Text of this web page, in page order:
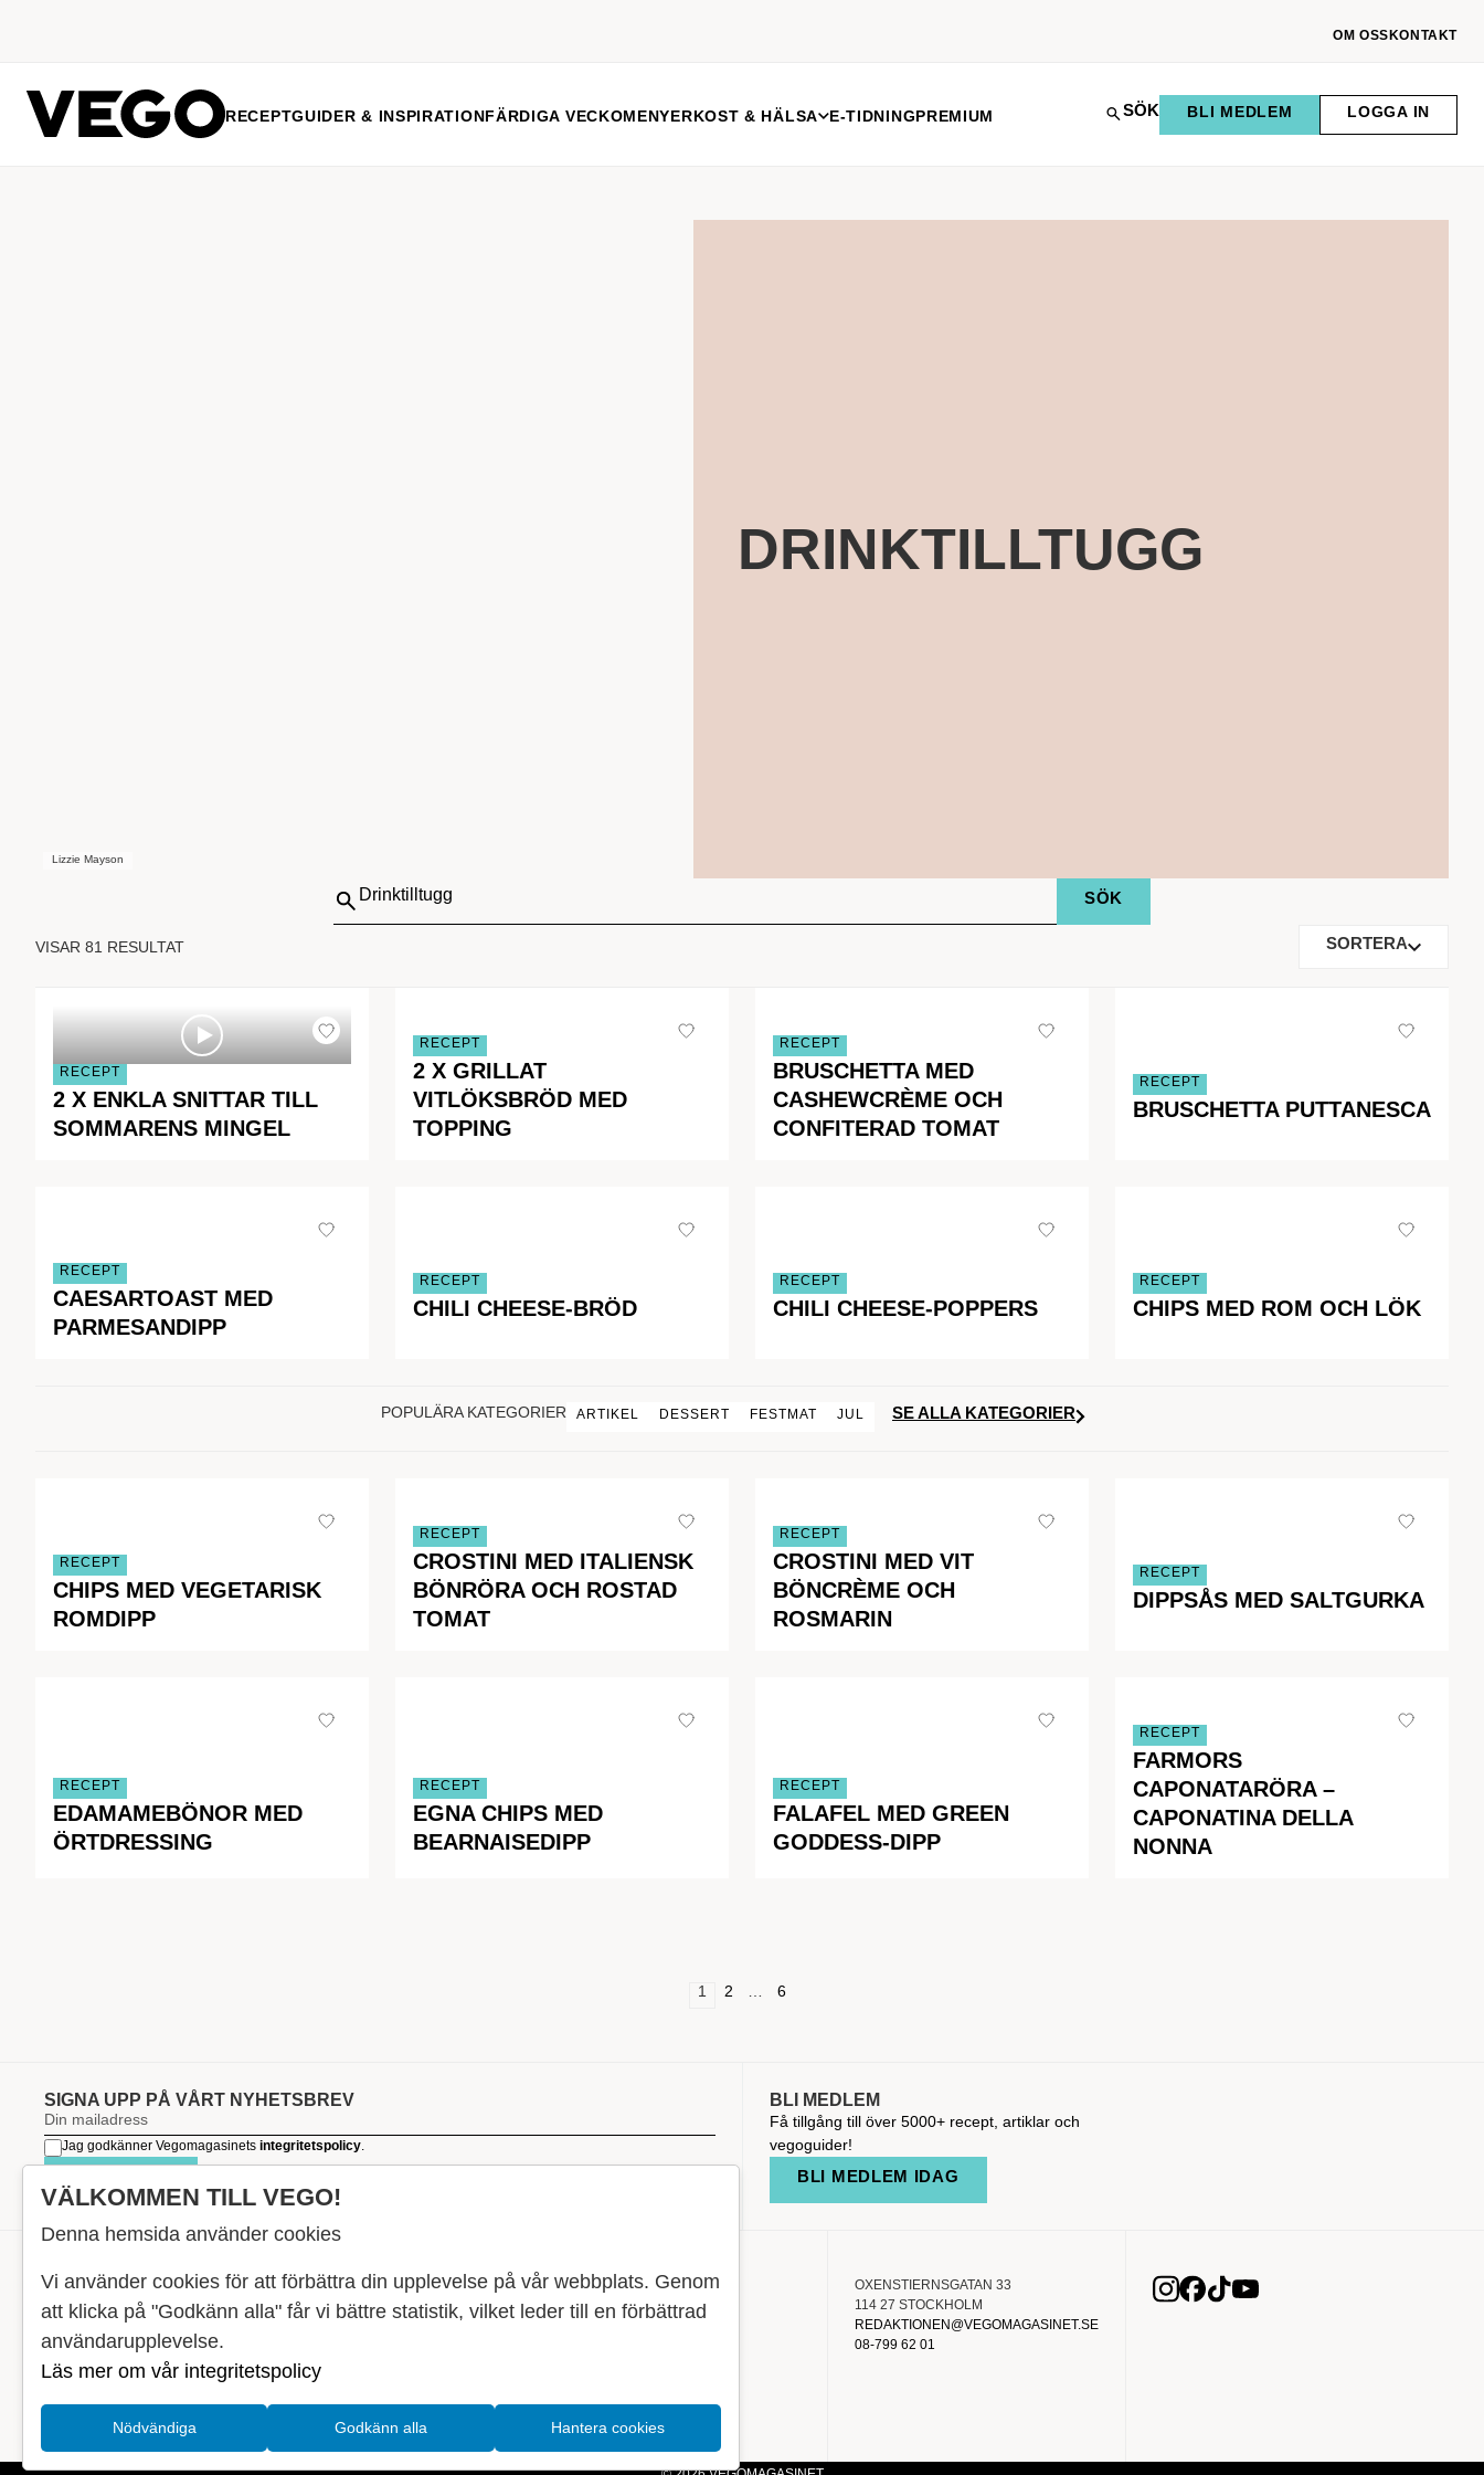
OM OSS KONTAKT
RECEPTGUIDER & INSPIRATIONFÄRDIGA VECKOMENYERKOST & HÄLSA E-TIDNINGPREMIUM SÖK BLI MEDLEM LOGGA IN
Lizzie Mayson
DRINKTILLTUGG
Sök
VISAR 81 RESULTAT SORTERA
RECEPT
2 X ENKLA SNITTAR TILL
SOMMARENS MINGEL
RECEPT
2 X GRILLAT
VITLÖKSBRÖD MED
TOPPING
RECEPT
BRUSCHETTA MED
CASHEWCRÈME OCH
CONFITERAD TOMAT
RECEPT
BRUSCHETTA PUTTANESCA
RECEPT
CAESARTOAST MED
PARMESANDIPP
RECEPT
CHILI CHEESE-BRÖD
RECEPT
CHILI CHEESE-POPPERS
RECEPT
CHIPS MED ROM OCH LÖK
POPULÄRA KATEGORIER ARTIKEL DESSERT FESTMAT JUL SE ALLA KATEGORIER
RECEPT
CHIPS MED VEGETARISK
ROMDIPP
RECEPT
CROSTINI MED ITALIENSK
BÖNRÖRA OCH ROSTAD
TOMAT
RECEPT
CROSTINI MED VIT
BÖNCRÈME OCH
ROSMARIN
RECEPT
DIPPSÅS MED SALTGURKA
RECEPT
EDAMAMEBÖNOR MED
ÖRTDRESSING
RECEPT
EGNA CHIPS MED
BEARNAISEDIPP
RECEPT
FALAFEL MED GREEN
GODDESS-DIPP
RECEPT
FARMORS
CAPONATARÖRA –
CAPONATINA DELLA
NONNA
1 2 6
SIGNA UPP PÅ VÅRT NYHETSBREV
Jag godkänner Vegomagasinets integritetspolicy.
BLI MEDLEM
Få tillgång till över 5000+ recept, artiklar och
vegoguider!
BLI MEDLEM IDAG
Målet med VEGO är att göra det så himla
enkelt för just dig att äta vego. För vegomat är
inte krångligt, det är gjort i ett kick och smakar
fantastiskt.
RECEPT OM OSS
OXENSTIERNSGATAN 33
114 27 STOCKHOLM
REDAKTIONEN@VEGOMAGASINET.SE
08-799 62 01
VÄLKOMMEN TILL VEGO!
Denna hemsida använder cookies
Vi använder cookies för att förbättra din upplevelse på vår webbplats. Genom
att klicka på "Godkänn alla" får vi bättre statistik, vilket leder till en förbättrad
användarupplevelse.
Läs mer om vår integritetspolicy
Nödvändiga Godkänn alla Hantera cookies